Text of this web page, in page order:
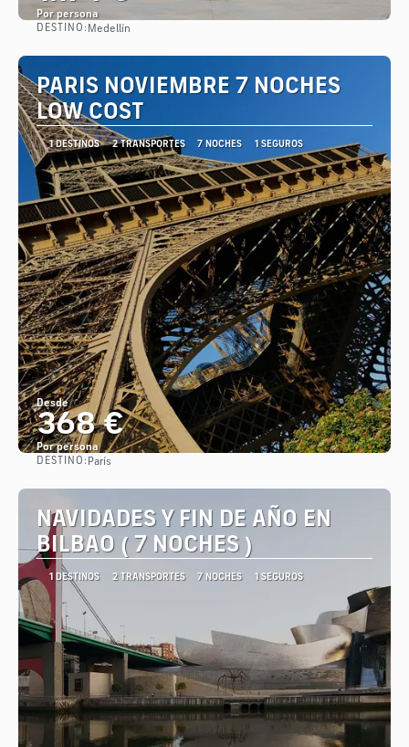
Por persona
DESTINO: Medellín
PARIS NOVIEMBRE 7 NOCHES
LOW COST
1 DESTINOS 2 TRANSPORTES 7 NOCHES 1 SEGUROS
Desde
368 €
Por persona
DESTINO: París
NAVIDADES Y FIN DE AÑO EN
BILBAO ( 7 NOCHES )
1 DESTINOS 2 TRANSPORTES 7 NOCHES 1 SEGUROS